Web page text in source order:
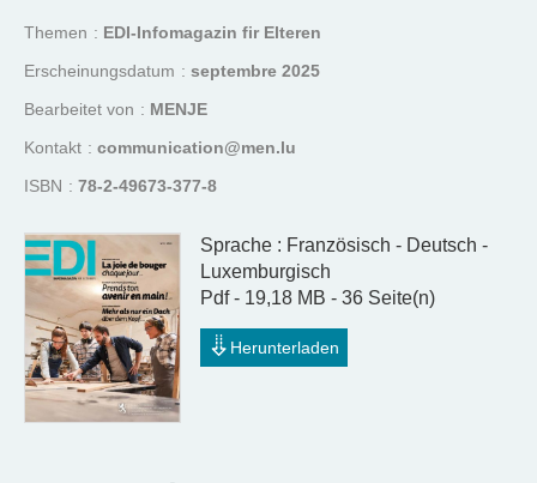
Themen
EDI-Infomagazin fir Elteren
Erscheinungsdatum
septembre 2025
Bearbeitet von
MENJE
Kontakt
communication@men.lu
ISBN
78-2-49673-377-8
Sprache : Französisch - Deutsch -
Luxemburgisch
Pdf - 19,18 MB - 36 Seite(n)
Herunterladen